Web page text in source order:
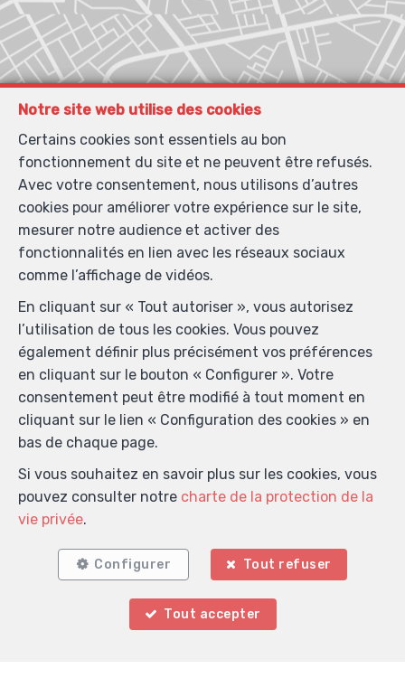
Localiser sur la carte
Notre site web utilise des cookies
Certains cookies sont essentiels au bon
fonctionnement du site et ne peuvent être refusés.
Avec votre consentement, nous utilisons d’autres
cookies pour améliorer votre expérience sur le site,
mesurer notre audience et activer des
fonctionnalités en lien avec les réseaux sociaux
comme l’affichage de vidéos.
En cliquant sur « Tout autoriser », vous autorisez
l’utilisation de tous les cookies. Vous pouvez
également définir plus précisément vos préférences
en cliquant sur le bouton « Configurer ». Votre
consentement peut être modifié à tout moment en
cliquant sur le lien « Configuration des cookies » en
bas de chaque page.
Si vous souhaitez en savoir plus sur les cookies, vous
pouvez consulter notre charte de la protection de la
vie privée.
Configurer Tout refuser
Tout accepter